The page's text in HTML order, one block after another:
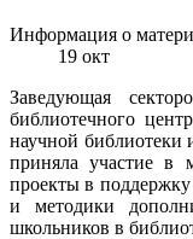
Информация о
19 окт
Заведующая
библиотечного
научной библиотеки
приняла участие в
проекты в поддержку
и методики
школьников в